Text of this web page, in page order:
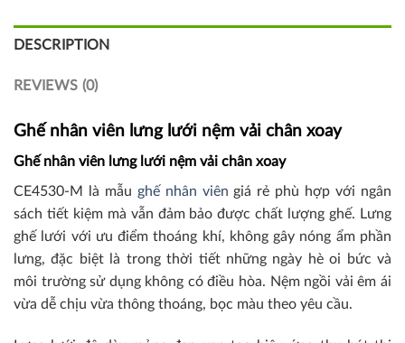
DESCRIPTION
REVIEWS (0)
Ghế nhân viên lưng lưới nệm vải chân xoay
Ghế nhân viên lưng lưới nệm vải chân xoay
CE4530-M là mẫu ghế nhân viên giá rẻ phù hợp với ngân
sách tiết kiệm mà vẫn đảm bảo được chất lượng ghế. Lưng
ghế lưới với ưu điểm thoáng khí, không gây nóng ẩm phần
lưng, đặc biệt là trong thời tiết những ngày hè oi bức và
môi trường sử dụng không có điều hòa. Nệm ngồi vải êm ái
vừa dễ chịu vừa thông thoáng, bọc màu theo yêu cầu.